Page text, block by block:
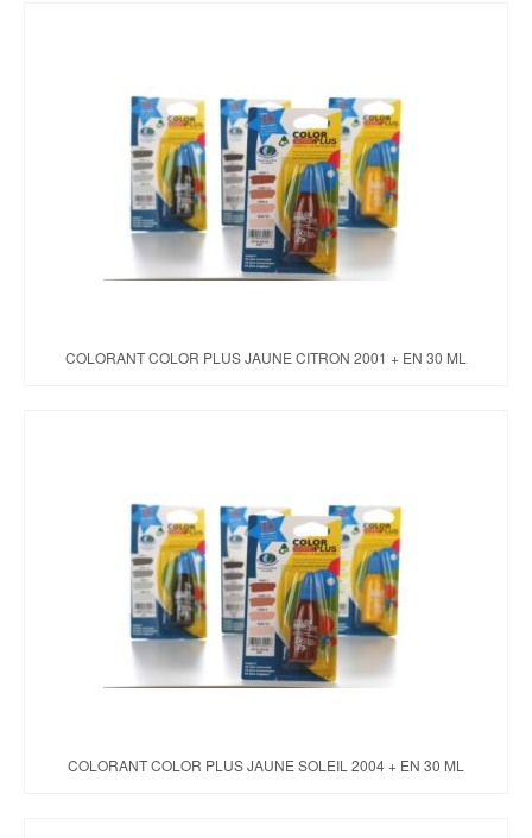
COLORANT COLOR PLUS JAUNE CITRON 2001 + EN 30 ML
COLORANT COLOR PLUS JAUNE SOLEIL 2004 + EN 30 ML